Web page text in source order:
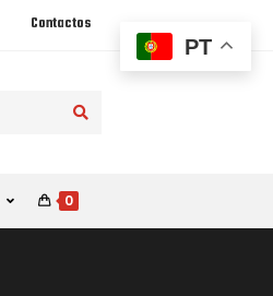
Contactos
0
PT